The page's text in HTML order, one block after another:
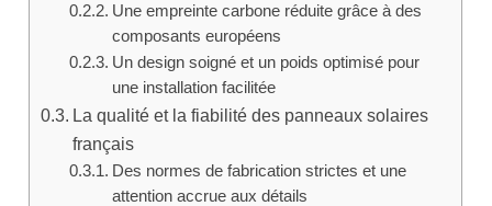
Une empreinte carbone réduite grâce à des
composants européens
Un design soigné et un poids optimisé pour
une installation facilitée
La qualité et la fiabilité des panneaux solaires
français
Des normes de fabrication strictes et une
attention accrue aux détails